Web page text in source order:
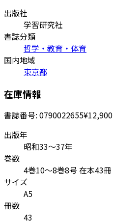
出版社
学習研究社
書誌分類
哲学・教育・体育
国内地域
東京都
在庫情報
書誌番号: 0790022655¥12,900
出版年
昭和33～37年
巻数
4巻10～8巻8号 在本43冊
サイズ
A5
冊数
43